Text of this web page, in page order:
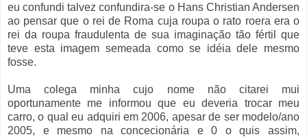
eu confundi talvez confundira-se o Hans Christian Andersen
ao pensar que o rei de Roma cuja roupa o rato roera era o
rei da roupa fraudulenta de sua imaginação tão fértil que
teve esta imagem semeada como se idéia dele mesmo
fosse.
Uma colega minha cujo nome não citarei mui
oportunamente me informou que eu deveria trocar meu
carro, o qual eu adquiri em 2006, apesar de ser modelo/ano
2005, e mesmo na concecionária e 0 o quis assim,